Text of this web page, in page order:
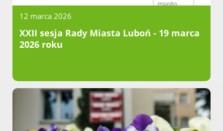
12 marca 2026
XXII sesja Rady Miasta Luboń - 19 marca
2026 roku